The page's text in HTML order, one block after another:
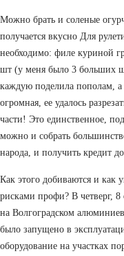
Можно брать и соленые
получается вкусно Для
необходимо: филе куриной
шт (у меня было 3 больших
каждую поделила пополам, а
огромная, ее удалось
части! Это единственное,
можно и собрать
народа, и получить кредит
Как этого добиваются и как
рисками профи? В четверг, 8
на Волгоградском
было запущено в
оборудование на участках